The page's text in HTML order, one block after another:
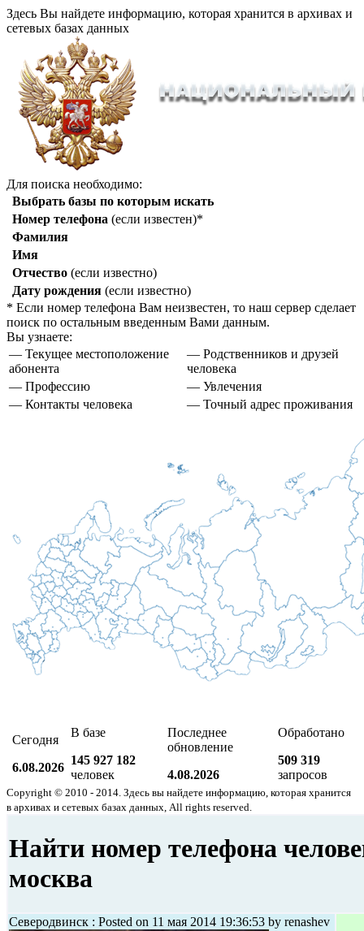
Здесь Вы найдете информацию, которая хранится в архивах и
сетевых базах данных
Для поиска необходимо:
Выбрать базы по которым искать
Номер телефона (если известен)*
Фамилия
Имя
Отчество (если известно)
Дату рождения (если известно)
* Если номер телефона Вам неизвестен, то наш сервер сделает
поиск по остальным введенным Вами данным.
Вы узнаете:
— Текущее местоположение
абонента
— Родственников и друзей
человека
— Профессию
— Увлечения
— Контакты человека
— Точный адрес проживания
Сегодня
6.08.2026
В базе
145 927 182
человек
Последнее
обновление
4.08.2026
Обработано
509 319
запросов
Copyright © 2010 - 2014. Здесь вы найдете информацию, которая хранится
в архивах и сетевых базах данных, All rights reserved.
Найти номер телефона
москва
Северодвинск : Posted on 11 мая 2014 19:36:53 by renashev